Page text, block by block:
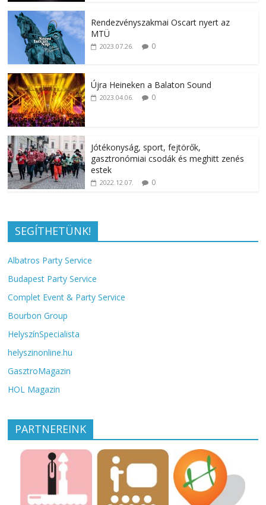
Rendezvényszakmai Oscart nyert az
MTÜ
2023.07.26. 0
Újra Heineken a Balaton Sound
2023.04.06. 0
Jótékonyság, sport, fejtörők,
gasztronómiai csodák és meghitt zenés
estek
2022.12.07. 0
SEGÍTHETÜNK!
Albatros Party Service
Budapest Party Service
Complet Event & Party Service
Bourbon Group
HelyszínSpecialista
helyszinonline.hu
GasztroMagazin
HOL Magazin
PARTNEREINK